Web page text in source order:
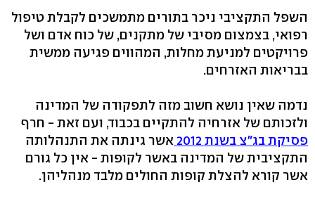
השפל התקציבי ניכר בתורים מתמשכים לקבלת טיפול
רפואי, בצמצום מסיבי של מתקנים, של כוח אדם ושל
פרויקטים למניעת מחלות, המהווים פגיעה ממשית
בבריאות האזרחים.
נדמה שאין נושא חשוב מזה לתפקודה של המדינה
ולזכותם של אזרחיה להתקיים בכבוד, ועם זאת - חרף
פסיקת בג"צ בשנת 2012
אשר גינתה את התנהלותה
התקציבית של המדינה באשר לקופות - אין כל גורם
אשר קורא להצלת קופות החולים מלבד מנהליהן.